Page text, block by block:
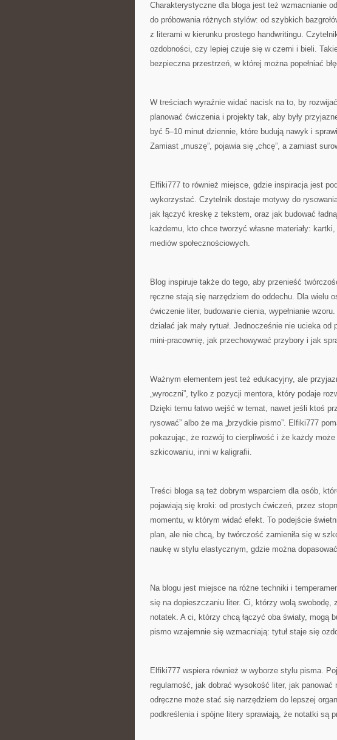
Charakterystyczne dla bloga jest też wzmacnianie
do próbowania różnych stylów: od szybkich
z literami w kierunku prostego handwritingu.
ozdobności, czy lepiej czuje się w czerni i bieli.
bezpieczna przestrzeń, w której można popełniać
W treściach wyraźnie widać nacisk na to, by
planować ćwiczenia i projekty tak, aby były
być 5–10 minut dziennie, które budują nawyk i
Zamiast „muszę”, pojawia się „chcę”, a zamiast
Elfiki777 to również miejsce, gdzie inspiracja jest
wykorzystać. Czytelnik dostaje motywy do
jak łączyć kreskę z tekstem, oraz jak budować
każdemu, kto chce tworzyć własne materiały:
mediów społecznościowych.
Blog inspiruje także do tego, aby przenieść
ręczne stają się narzędziem do oddechu. Dla wielu
ćwiczenie liter, budowanie cienia, wypełnianie
działać jak mały rytuał. Jednocześnie nie ucieka
mini-pracownię, jak przechowywać przybory i jak
Ważnym elementem jest też edukacyjny, ale
„wyroczni”, tylko z pozycji mentora, który podaje
Dzięki temu łatwo wejść w temat, nawet jeśli ktoś
rysować” albo że ma „brzydkie pismo”. Elfiki777
pokazując, że rozwój to cierpliwość i że każdy może
szkicowaniu, inni w kaligrafii.
Treści bloga są też dobrym wsparciem dla osób,
pojawiają się kroki: od prostych ćwiczeń, przez
momentu, w którym widać efekt. To podejście
plan, ale nie chcą, by twórczość zamieniła się w
naukę w stylu elastycznym, gdzie można
Na blogu jest miejsce na różne techniki i
się na dopieszczaniu liter. Ci, którzy wolą swobodę,
notatek. A ci, którzy chcą łączyć oba światy, mogą
pismo wzajemnie się wzmacniają: tytuł staje się
Elfiki777 wspiera również w wyborze stylu pisma.
regularność, jak dobrać wysokość liter, jak
odręczne może stać się narzędziem do lepszej
podkreślenia i spójne litery sprawiają, że notatki są